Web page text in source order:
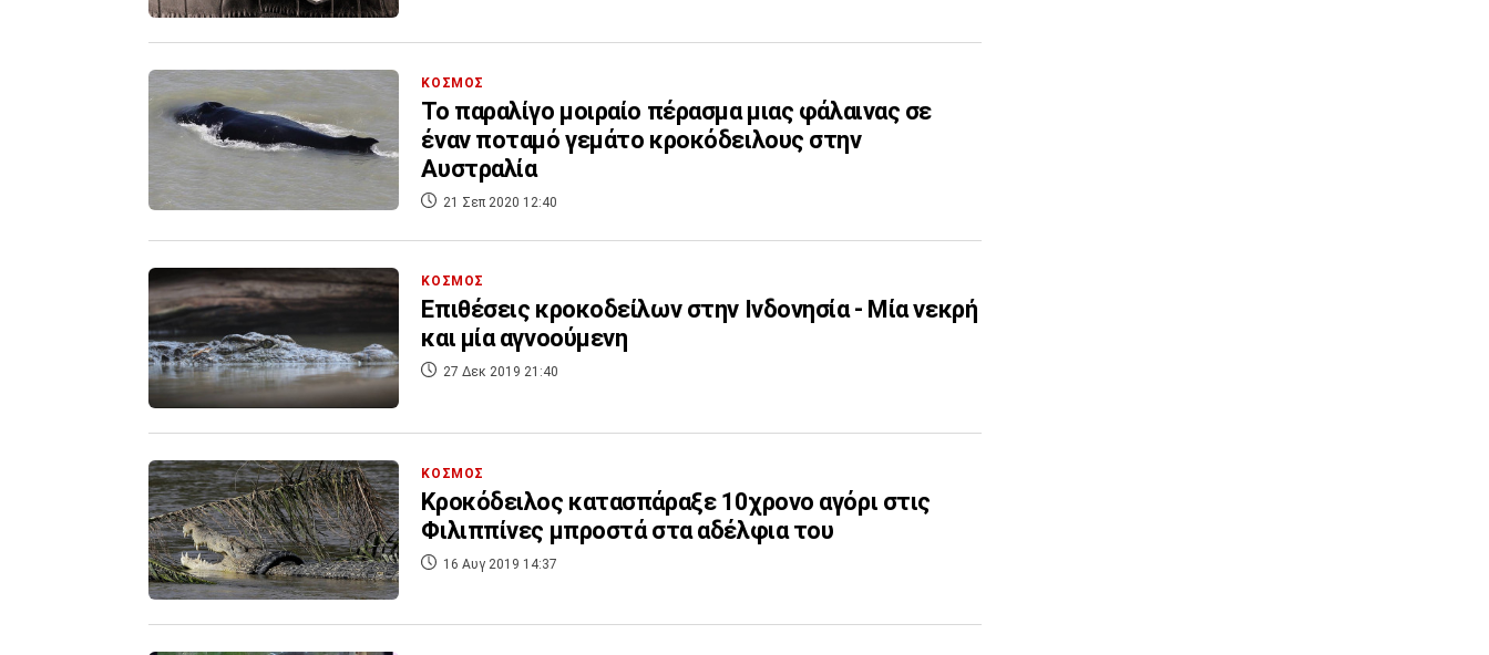
ΚΟΣΜΟΣ
To παραλίγο μοιραίο πέρασμα μιας φάλαινας σε
έναν ποταμό γεμάτο κροκόδειλους στην
Αυστραλία
21 Σεπ 2020 12:40
ΚΟΣΜΟΣ
Επιθέσεις κροκοδείλων στην Ινδονησία - Μία νεκρή
και μία αγνοούμενη
27 Δεκ 2019 21:40
ΚΟΣΜΟΣ
Κροκόδειλος κατασπάραξε 10χρονο αγόρι στις
Φιλιππίνες μπροστά στα αδέλφια του
16 Αυγ 2019 14:37